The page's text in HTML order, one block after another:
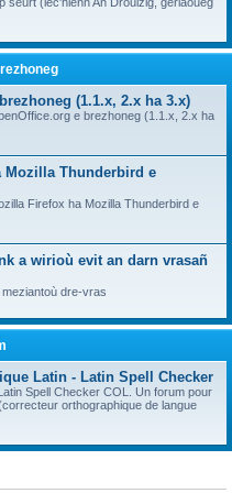
(1.1.x, 2.x ha 3.x)
e brezhoneg (1.1.x, 2.x ha
Mozilla Thunderbird e
Firefox ha Mozilla Thunderbird e
a wirioù evit an darn vrasañ
dre-vras
Latin - Latin Spell Checker
Spell Checker COL. Un forum pour
orthographique de langue